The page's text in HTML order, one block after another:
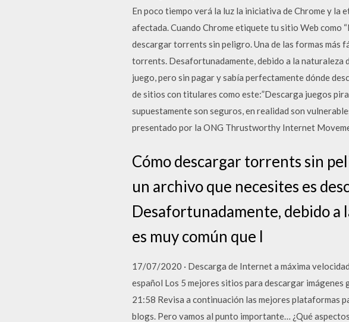
En poco tiempo verá la luz la iniciativa de Chrome y
afectada. Cuando Chrome etiquete tu sitio Web como
descargar torrents sin peligro. Una de las formas más
torrents. Desafortunadamente, debido a la naturaleza
juego, pero sin pagar y sabía perfectamente dónde
de sitios con titulares como este:”Descarga juegos
supuestamente son seguros, en realidad son
presentado por la ONG Thrustworthy Internet
Cómo descargar torrents sin
un archivo que necesites es
Desafortunadamente, debido
es muy común que l
17/07/2020 · Descarga de Internet a máxima
español Los 5 mejores sitios para descargar
21:58 Revisa a continuación las mejores plataformas
blogs. Pero vamos al punto importante… ¿Qué